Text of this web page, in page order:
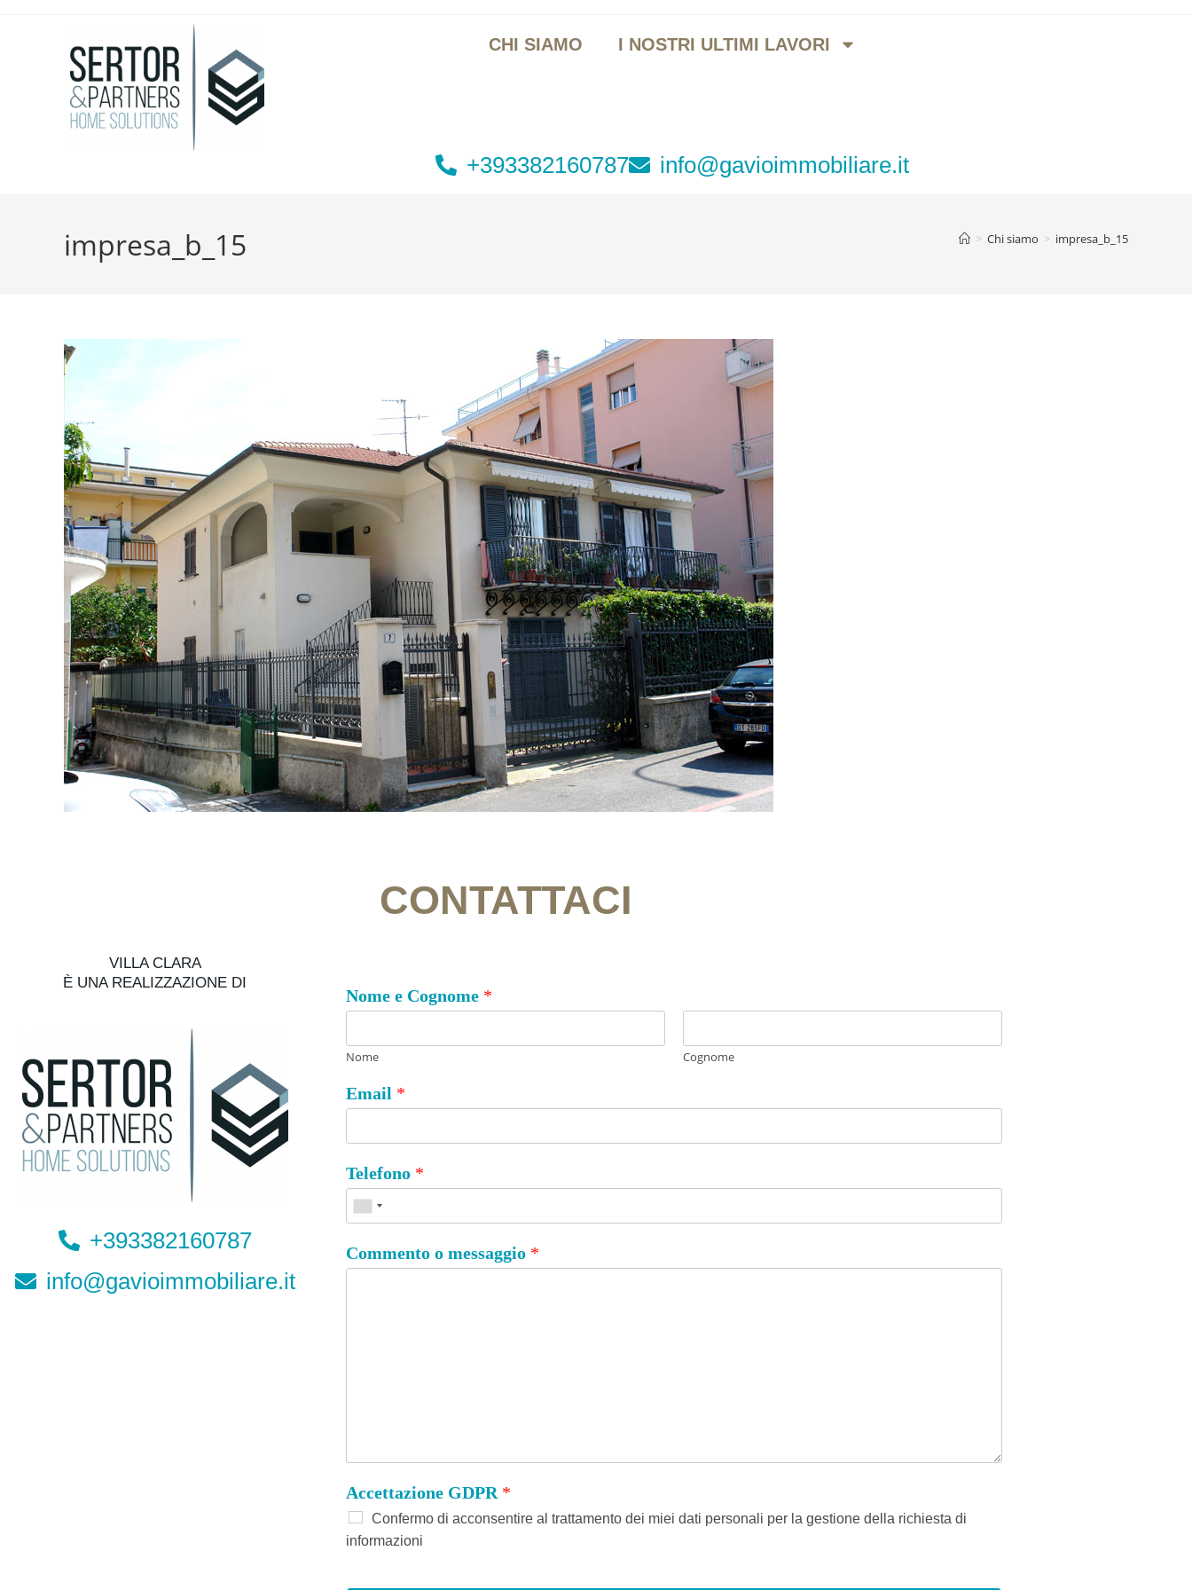
CHI SIAMO I NOSTRI ULTIMI LAVORI
+393382160787 info@gavioimmobiliare.it
impresa_b_15 > Chi siamo > impresa_b_15
CONTATTACI
VILLA CLARA
È UNA REALIZZAZIONE DI
+393382160787
info@gavioimmobiliare.it
Nome e Cognome *
Nome Cognome
Email *
Telefono *
Commento o messaggio *
Accettazione GDPR *
Confermo di acconsentire al trattamento dei miei dati personali per la gestione della richiesta di
informazioni